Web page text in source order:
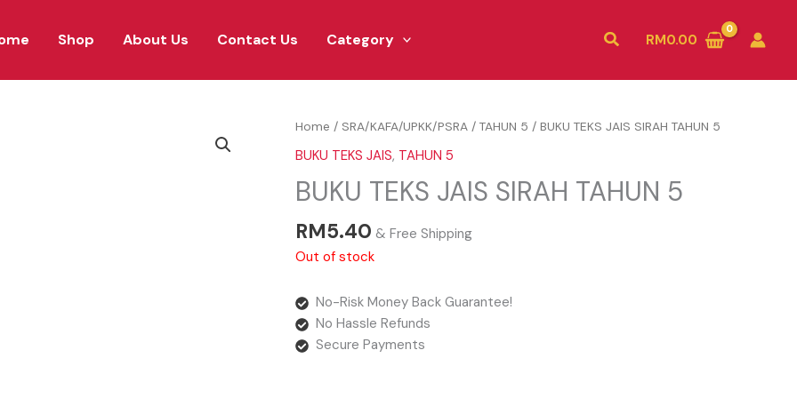
Shop About Us Contact Us Category SearchRM0.00
Home / SRA/KAFA/UPKK/PSRA / TAHUN 5 / BUKU TEKS JAIS SIRAH TAHUN 5
BUKU TEKS JAIS, TAHUN 5
BUKU TEKS JAIS SIRAH TAHUN 5
RM5.40 & Free Shipping
Out of stock
No-Risk Money Back Guarantee!
No Hassle Refunds
Secure Payments